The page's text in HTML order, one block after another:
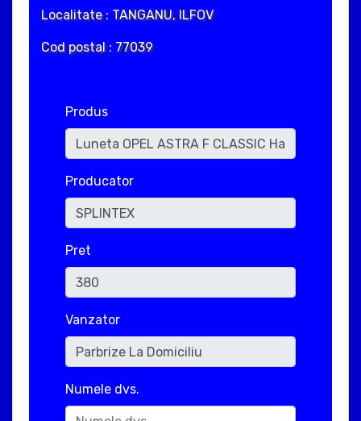
Localitate : TANGANU, ILFOV
Cod postal : 77039
Produs
Producator
Pret
Vanzator
Numele dvs.